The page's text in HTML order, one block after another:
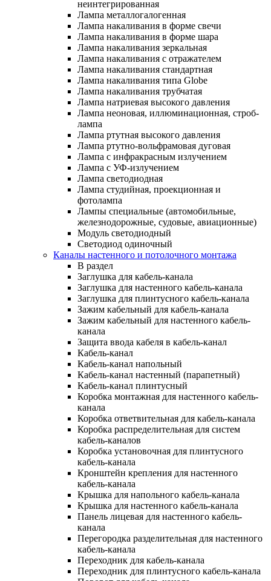
неинтегрированная
Лампа металлогалогенная
Лампа накаливания в форме свечи
Лампа накаливания в форме шара
Лампа накаливания зеркальная
Лампа накаливания с отражателем
Лампа накаливания стандартная
Лампа накаливания типа Globe
Лампа накаливания трубчатая
Лампа натриевая высокого давления
Лампа неоновая, иллюминационная, строб-
лампа
Лампа ртутная высокого давления
Лампа ртутно-вольфрамовая дуговая
Лампа с инфракрасным излучением
Лампа с УФ-излучением
Лампа светодиодная
Лампа студийная, проекционная и
фотолампа
Лампы специальные (автомобильные,
железнодорожные, судовые, авиационные)
Модуль светодиодный
Светодиод одиночный
Каналы настенного и потолочного монтажа
В раздел
Заглушка для кабель-канала
Заглушка для настенного кабель-канала
Заглушка для плинтусного кабель-канала
Зажим кабельный для кабель-канала
Зажим кабельный для настенного кабель-
канала
Защита ввода кабеля в кабель-канал
Кабель-канал
Кабель-канал напольный
Кабель-канал настенный (парапетный)
Кабель-канал плинтусный
Коробка монтажная для настенного кабель-
канала
Коробка ответвительная для кабель-канала
Коробка распределительная для систем
кабель-каналов
Коробка установочная для плинтусного
кабель-канала
Кронштейн крепления для настенного
кабель-канала
Крышка для напольного кабель-канала
Крышка для настенного кабель-канала
Панель лицевая для настенного кабель-
канала
Перегородка разделительная для настенного
кабель-канала
Переходник для кабель-канала
Переходник для плинтусного кабель-канала